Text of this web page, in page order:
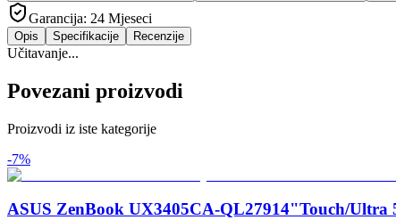
Garancija: 24 Mjeseci
Opis Specifikacije Recenzije
Učitavanje...
Povezani proizvodi
Proizvodi iz iste kategorije
-7%
ASUS ZenBook UX3405CA-QL27914"Touch/Ultra